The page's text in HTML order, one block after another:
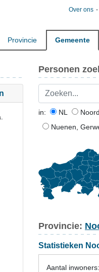
Over ons
Provincie Gemeente
Personen
in: NL
Nuenen,
Provincie:
Statistieken
Aantal inwoners: